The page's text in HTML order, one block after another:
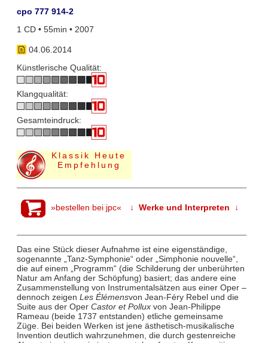
cpo 777 914-2
1 CD • 55min • 2007
04.06.2014
Künstlerische Qualität:
Klangqualität:
Gesamteindruck:
Klassik Heute
Empfehlung
»bestellen bei jpc« ↓ Werke und Interpreten ↓
Das eine Stück dieser Aufnahme ist eine eigenständige,
sogenannte „Tanz-Symphonie“ oder „Simphonie nouvelle“,
die auf einem „Programm“ (die Schilderung der unberührten
Natur am Anfang der Schöpfung) basiert; das andere eine
Zusammenstellung von Instrumentalsätzen aus einer Oper –
dennoch zeigen Les Élémensvon Jean-Féry Rebel und die
Suite aus der Oper Castor et Polluxvon Jean-Philippe
Rameau (beide 1737 entstanden) etliche gemeinsame
Züge. Bei beiden Werken ist jene ästhetisch-musikalische
Invention deutlich wahrzunehmen, die durch gestenreiche